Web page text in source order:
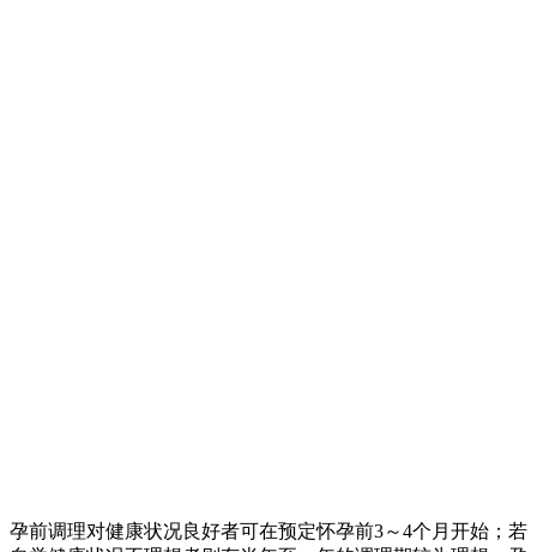
孕前调理对健康状况良好者可在预定怀孕前3～4个月开始；若